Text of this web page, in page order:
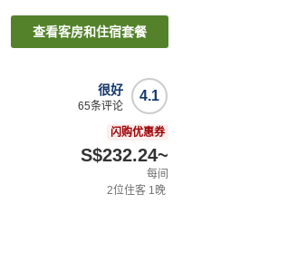
查看客房和住宿套餐
4.1
很好
65条评论
闪购优惠券
S$232.24~
每间
2位住客 1晚